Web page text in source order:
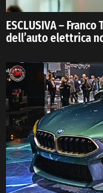
ESCLUSIVA –
dell’auto elettrica